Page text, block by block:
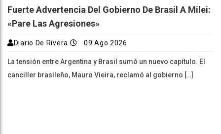
Fuerte Advertencia Del Gobierno De Brasil A Milei:
«Pare Las Agresiones»
Diario De Rivera 09 Ago 2026
La tensión entre Argentina y Brasil sumó un nuevo capítulo. El
canciller brasileño, Mauro Vieira, reclamó al gobierno […]